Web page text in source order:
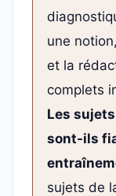
une
et la
complets
Les
sont-ils
sujets de